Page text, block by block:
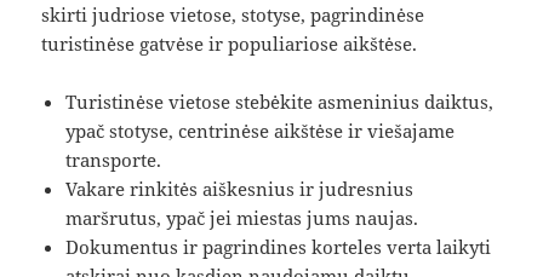
skirti judriose vietose, stotyse, pagrindinėse
turistinėse gatvėse ir populiariose aikštėse.
Turistinėse vietose stebėkite asmeninius daiktus,
ypač stotyse, centrinėse aikštėse ir viešajame
transporte.
Vakare rinkitės aiškesnius ir judresnius
maršrutus, ypač jei miestas jums naujas.
Dokumentus ir pagrindines korteles verta laikyti